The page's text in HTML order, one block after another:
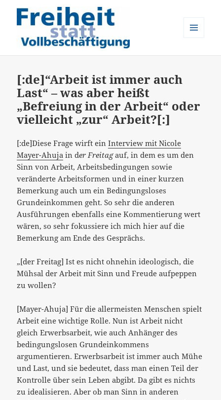
[:de]“Arbeit ist immer auch
Last“ – was aber heißt
„Befreiung in der Arbeit“ oder
vielleicht „zur“ Arbeit?[:]
[:de]Diese Frage wirft einInterview mit Nicole
Mayer-Ahuja in der Freitagauf, in dem es um den
Sinn von Arbeit, Arbeitsbedingungen sowie
veränderte Arbeitsformen und in einer kurzen
Bemerkung auch um ein Bedingungsloses
Grundeinkommen geht. So sehr die anderen
Ausführungen ebenfalls eine Kommentierung wert
wären, so sehr fokussiere ich mich hier auf die
Bemerkung am Ende des Gesprächs.
„[der Freitag] Ist es nicht ohnehin ideologisch, die
Mühsal der Arbeit mit Sinn und Freude aufpeppen
zu wollen?
[Mayer-Ahuja] Für die allermeisten Menschen spielt
Arbeit eine wichtige Rolle. Nun ist Arbeit nicht
gleich Erwerbsarbeit, wie auch Anhänger des
bedingungslosen Grundeinkommens
argumentieren. Erwerbsarbeit ist immer auch Mühe
und Last, und sie bedeutet, dass man einen Teil der
Kontrolle über sein Leben abgibt. Da gibt es nichts
zu idealisieren. Aber ob man Sinn in anderen